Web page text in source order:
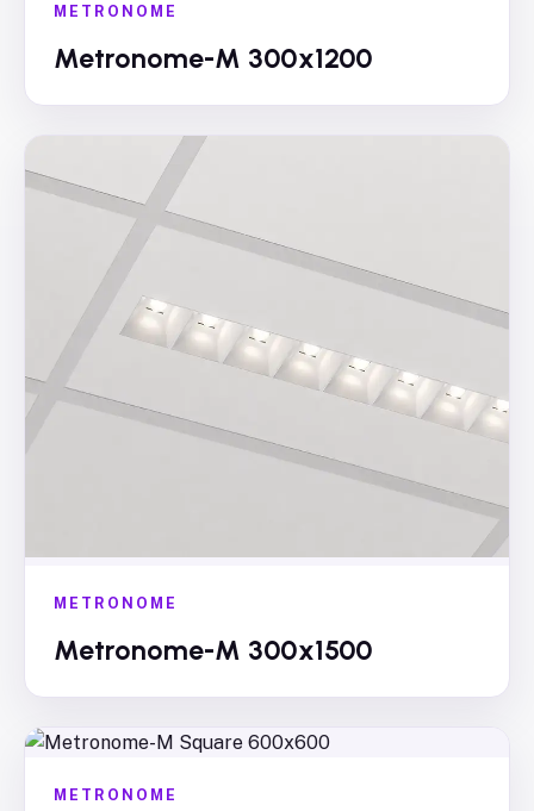
METRONOME
Metronome-M 300x1200
METRONOME
Metronome-M 300x1500
METRONOME